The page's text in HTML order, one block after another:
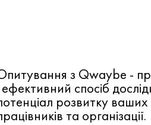
з Qwaybe -
ефективний спосіб
розвитку ваших
та організації.